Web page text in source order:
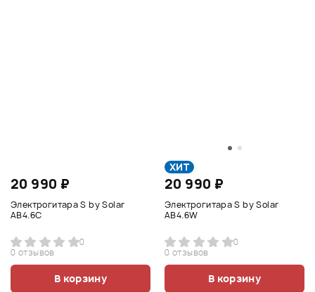
20 990 ₽
Электрогитара S by Solar
AB4.6С
0
0 отзывов
В корзину
ХИТ
20 990 ₽
Электрогитара S by Solar
AB4.6W
0
0 отзывов
В корзину